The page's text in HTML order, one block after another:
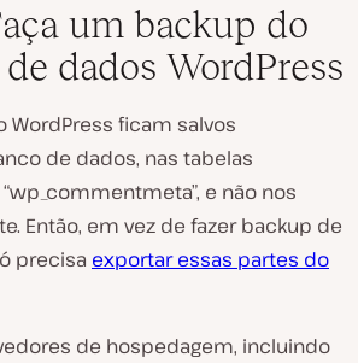
um backup do
dados WordPress
WordPress ficam salvos
de dados, nas tabelas
e não nos
Então, em vez de fazer backup de
precisa exportar essas partes do
de hospedagem, incluindo